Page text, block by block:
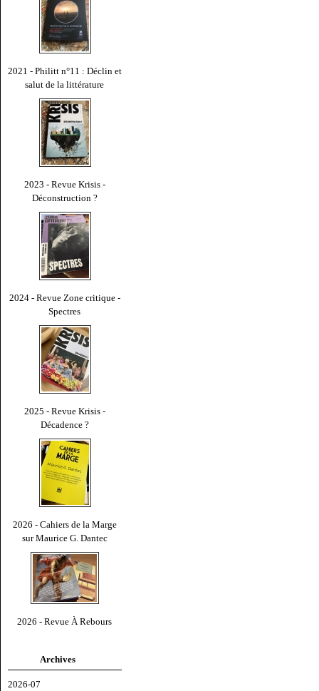
2021 - Philitt n°11 : Déclin et
salut de la littérature
2023 - Revue Krisis -
Déconstruction ?
2024 - Revue Zone critique -
Spectres
2025 - Revue Krisis -
Décadence ?
2026 - Cahiers de la Marge
sur Maurice G. Dantec
2026 - Revue À Rebours
Archives
2026-07